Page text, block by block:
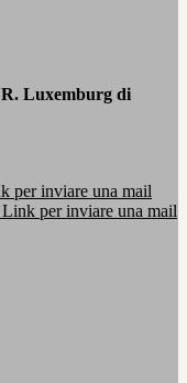
Luxemburg di
per inviare una mail
Link per inviare una mail